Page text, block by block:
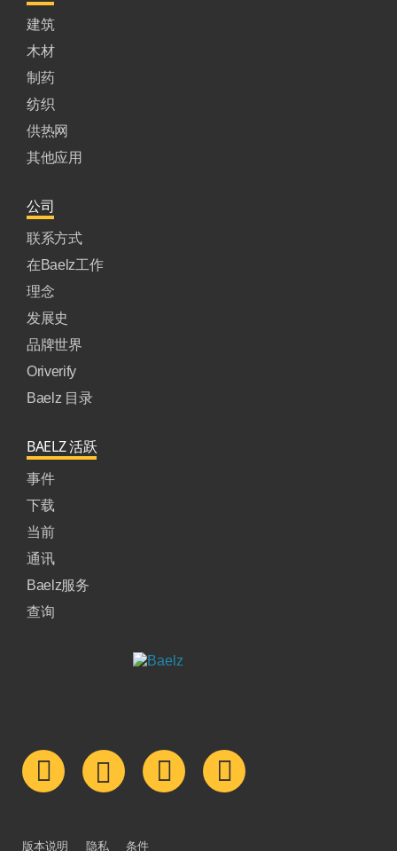
建筑
木材
制药
纺织
供热网
其他应用
公司
联系方式
在Baelz工作
理念
发展史
品牌世界
Oriverify
Baelz 目录
BAELZ 活跃
事件
下载
当前
通讯
Baelz服务
查询
版本说明 隐私 条件